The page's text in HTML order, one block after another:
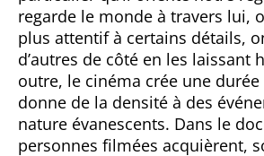
regarde le monde à travers lui,
plus attentif à certains détails,
d’autres de côté en les laissant
outre, le cinéma crée une
donne de la densité à des
nature évanescents. Dans le
personnes filmées acquièrent,